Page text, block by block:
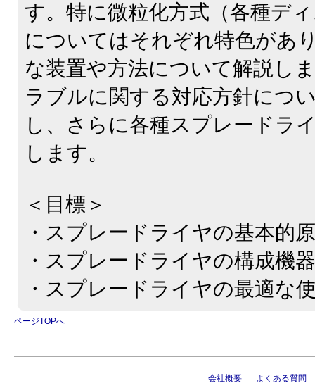
す。特に微粒化方式（各種デ
についてはそれぞれ特色があ
な装置や方法について解説し
ラブルに関する対応方針につ
し、さらに各種スプレードラ
します。
＜目標＞
・スプレードライヤの基本的
・スプレードライヤの構成機
・スプレードライヤの最適な
ページTOPへ
会社概要 よくある質問